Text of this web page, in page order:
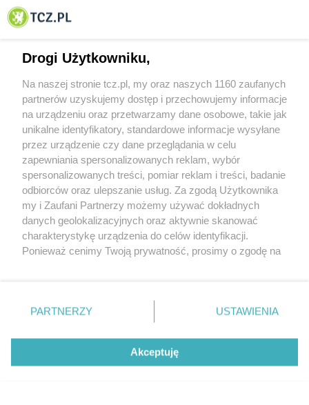
© 2001-2026 Tczew - TCZ.PL Sp. z o.o. Internetowy Serwis Informacyjny Miasta
O FIRMIE POLITYKA PRYWATNOŚCI HOSTING
REKLAMA WSPÓŁPRACA RSS FACEBOOK KONTAKT
Nasze serwisy
Aktualności
Tcz24
Historia miasta
Muzyka i kultura
Archiwum wydarzeń
Zdjęcia miasta
Drogi Użytkowniku,
Na naszej stronie tcz.pl, my oraz naszych 1160 zaufanych
partnerów uzyskujemy dostęp i przechowujemy informacje
na urządzeniu oraz przetwarzamy dane osobowe, takie jak
unikalne identyfikatory, standardowe informacje wysyłane
przez urządzenie czy dane przeglądania w celu
zapewniania spersonalizowanych reklam, wybór
spersonalizowanych treści, pomiar reklam i treści, badanie
odbiorców oraz ulepszanie usług. Za zgodą Użytkownika
my i Zaufani Partnerzy możemy używać dokładnych
danych geolokalizacyjnych oraz aktywnie skanować
charakterystykę urządzenia do celów identyfikacji.
Ponieważ cenimy Twoją prywatność, prosimy o zgodę na
znajdujący się w lewym dolnym rogu strony
. Niektóre
przetwarzaniu. Preferencje będą miały zastosowania tylko
PARTNERZY USTAWIENIA
Akceptuję